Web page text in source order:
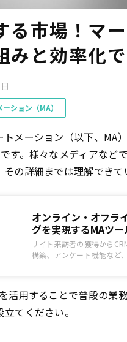
る市場！マ
みと効率化
ション（MA）
トメーション（以下、MA
す。様々なメディアなど
その詳細までは理解でき
オンライン・オフラ
グを実現するMAツ
サイト来訪者の獲得から
構築、アンケート機能など
活用することで普段の業
てください。